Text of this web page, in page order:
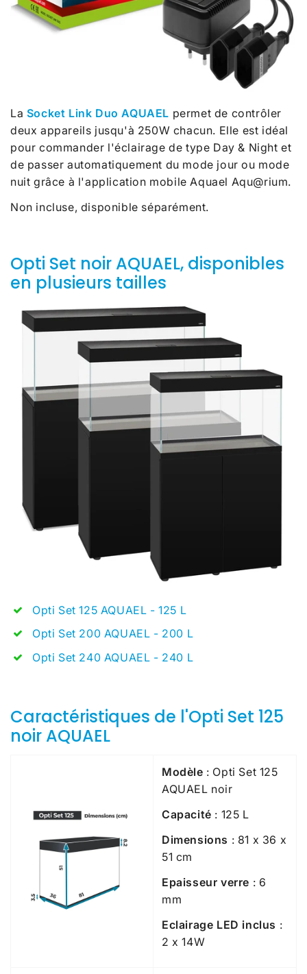
La Socket Link Duo AQUAEL permet de contrôler
deux appareils jusqu'à 250W chacun. Elle est idéal
pour commander l'éclairage de type Day & Night et
de passer automatiquement du mode jour ou mode
nuit grâce à l'application mobile Aquael Aqu@rium.
Non incluse, disponible séparément.
Opti Set noir AQUAEL, disponibles
en plusieurs tailles
Opti Set 125 AQUAEL - 125 L
Opti Set 200 AQUAEL - 200 L
Opti Set 240 AQUAEL - 240 L
Caractéristiques de l'Opti Set 125
noir AQUAEL
Modèle : Opti Set 125
AQUAEL noir
Capacité : 125 L
Dimensions : 81 x 36 x
51 cm
Epaisseur verre : 6
mm
Eclairage LED inclus :
2 x 14W